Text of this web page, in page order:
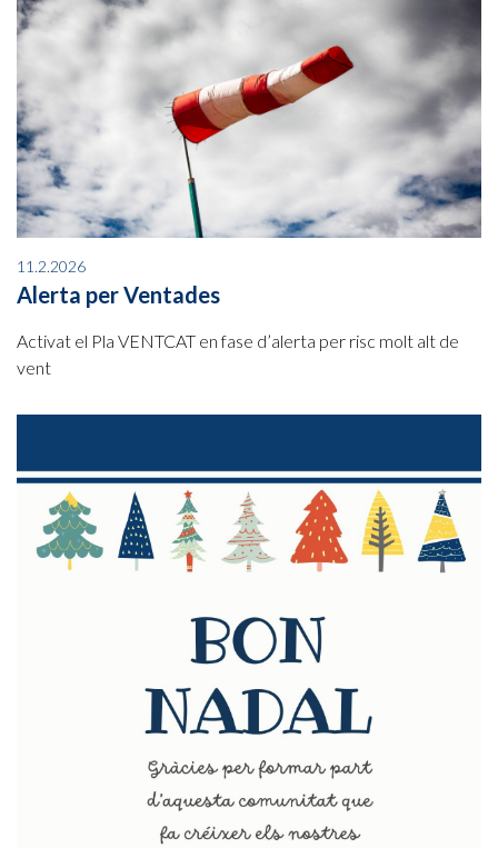
11.2.2026
Alerta per Ventades
Activat el Pla VENTCAT en fase d’alerta per risc molt alt de
vent